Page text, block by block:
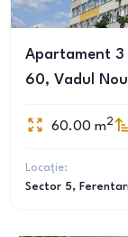
Apartament 3
60, Vadul
60.00 m2
Locație:
Sector 5,